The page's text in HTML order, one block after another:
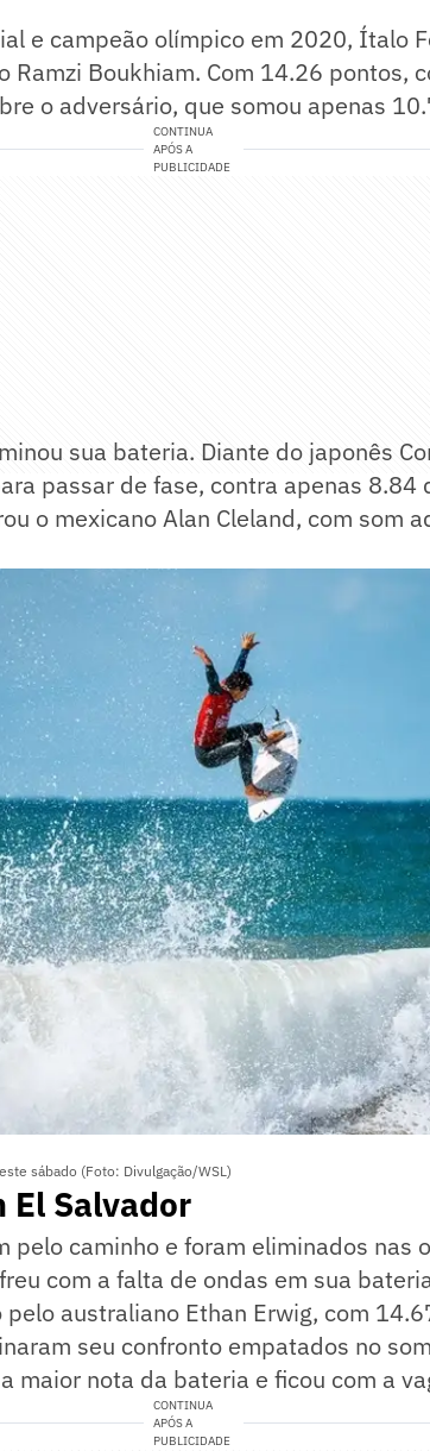
e campeão olímpico em 2020, Ítalo
Ramzi Boukhiam. Com 14.26 pontos,
o adversário, que somou apenas
CONTINUA
APÓS A
PUBLICIDADE
sua bateria. Diante do japonês
passar de fase, contra apenas 8.84
o mexicano Alan Cleland, com som
sábado (Foto: Divulgação/WSL)
El Salvador
pelo caminho e foram eliminados nas
com a falta de ondas em sua
australiano Ethan Erwig, com
seu confronto empatados no
maior nota da bateria e ficou com a
CONTINUA
APÓS A
PUBLICIDADE